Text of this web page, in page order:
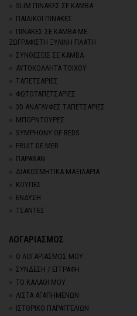
SLIM ΠΙΝΑΚΕΣ ΣΕ ΚΑΜΒΑ
ΠΑΙΔΙΚΟΙ ΠΙΝΑΚΕΣ
ΠΙΝΑΚΕΣ ΣΕ ΚΑΜΒΑ ΜΕ
ΖΩΓΡΑΦΙΣΤΗ ΞΥΛΙΝΗ ΠΛΑΤΗ
ΣΥΝΘΕΣΕΙΣ ΣΕ ΚΑΜΒΑ
ΑΥΤΟΚΟΛΛΗΤΑ ΤΟΙΧΟΥ
TΑΠΕΤΣΑΡΙΕΣ
ΦΩΤΟΤΑΠΕΤΣΑΡΙΕΣ
3D AΝΑΓΛΥΦΕΣ TΑΠΕΤΣΑΡΙΕΣ
ΜΠΟΡΝΤΟΥΡΕΣ
SYMPHONY OF REDS
FRUIT DE MER
ΠΑΡΑΒΑΝ
ΔΙΑΚΟΣΜΗΤΙΚΑ ΜΑΞΙΛΑΡΙΑ
ΚΟΥΠΕΣ
ΕΝΔΥΣΗ
ΤΣΑΝΤΕΣ
ΛΟΓΑΡΙΑΣΜΟΣ
Ο ΛΟΓΑΡΙΑΣΜΟΣ ΜΟΥ
ΣΥΝΔΕΣΗ / ΕΓΓΡΑΦΗ
ΤΟ ΚΑΛΑΘΙ ΜΟΥ
ΛΙΣΤΑ ΑΓΑΠΗΜΕΝΩΝ
ΙΣΤΟΡΙΚΟ ΠΑΡΑΓΓΕΛΙΩΝ